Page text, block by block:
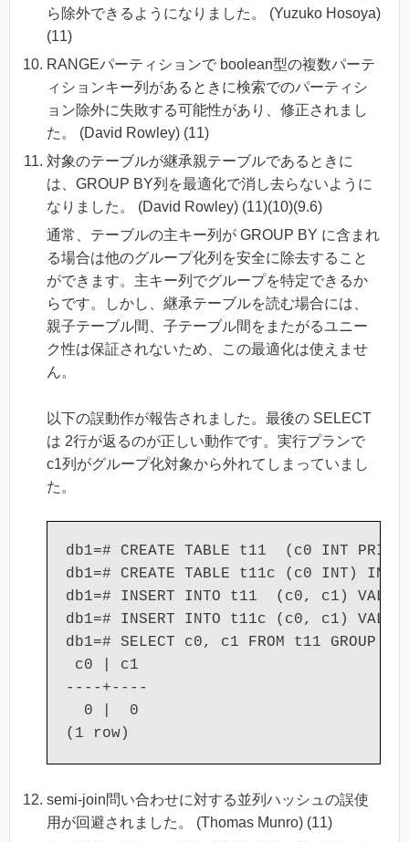
ら除外できるようになりました。 (Yuzuko Hosoya)
(11)
RANGEパーティションで boolean型の複数パーテ
ィションキー列があるときに検索でのパーティシ
ョン除外に失敗する可能性があり、修正されまし
た。 (David Rowley) (11)
対象のテーブルが継承親テーブルであるときに
は、GROUP BY列を最適化で消し去らないように
なりました。 (David Rowley) (11)(10)(9.6)
通常、テーブルの主キー列が GROUP BY に含まれ
る場合は他のグループ化列を安全に除去すること
ができます。主キー列でグループを特定できるか
らです。しかし、継承テーブルを読む場合には、
親子テーブル間、子テーブル間をまたがるユニー
ク性は保証されないため、この最適化は使えませ
ん。
以下の誤動作が報告されました。最後の SELECT
は 2行が返るのが正しい動作です。実行プランで
c1列がグループ化対象から外れてしまっていまし
た。
db1=# CREATE TABLE t11  (c0 INT
db1=# CREATE TABLE t11c (c0 INT)
db1=# INSERT INTO t11  (c0, c1)
db1=# INSERT INTO t11c (c0, c1)
db1=# SELECT c0, c1 FROM t11 GROUP
c0 | c1
----+----
  0 |  0
semi-join問い合わせに対する並列ハッシュの誤使
用が回避されました。 (Thomas Munro) (11)